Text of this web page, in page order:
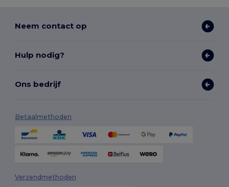
Neem contact op
Hulp nodig?
Ons bedrijf
Betaalmethoden
Verzendmethoden